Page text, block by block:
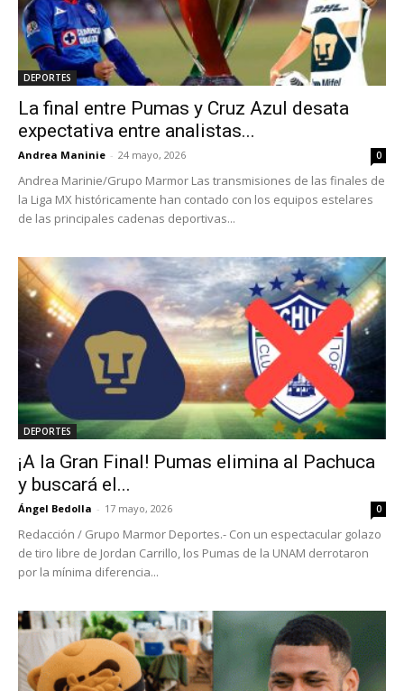
DEPORTES
La final entre Pumas y Cruz Azul desata
expectativa entre analistas...
Andrea Maninie - 24 mayo, 2026 0
Andrea Marinie/Grupo Marmor Las transmisiones de las finales de
la Liga MX históricamente han contado con los equipos estelares
de las principales cadenas deportivas...
DEPORTES
¡A la Gran Final! Pumas elimina al Pachuca
y buscará el...
Ángel Bedolla - 17 mayo, 2026 0
Redacción / Grupo Marmor Deportes.- Con un espectacular golazo
de tiro libre de Jordan Carrillo, los Pumas de la UNAM derrotaron
por la mínima diferencia...